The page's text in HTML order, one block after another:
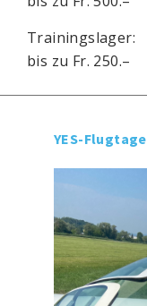
Trainingslager:
bis zu Fr. 250.–
YES-Flugtage